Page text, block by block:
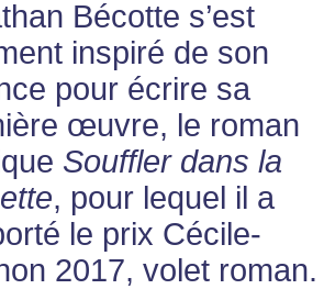
Bécotte s’est
inspiré de son
pour écrire sa
œuvre, le roman
Souffler dans la
, pour lequel il a
le prix Cécile-
2017, volet roman.